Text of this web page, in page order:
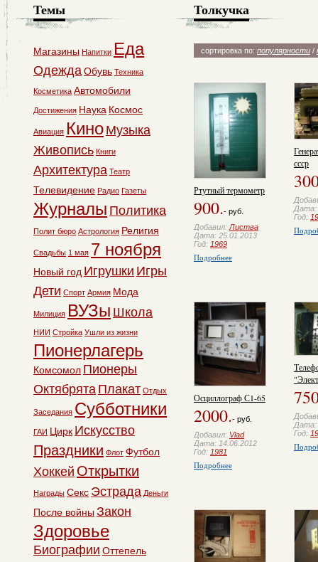
Толкучка
сортировка по: популярности /
Ртутный термометр
900.- руб.
Добавил: Листва
Дата: 25.01.2013
Год: 1969
Подробнее
ссср
Дата:
Год:
Осциллограф С1-65
2000.- руб.
Добавил: Vlad
Дата: 14.06.2012
Год: 1981
Подробнее
Дата:
Год:
Темы
Магазины Напитки Еда
ОдеждаОбувь Техника
Косметика Автомобили
Достижения Наука Космос
Авиация Кино Музыка
Живопись Книги
Архитектура Театр
Телевидение Радио Газеты
Журналы Политика
Полит бюро Астрология Религия
Свадьбы 1 мая 7 ноября
Новый год Игрушки Игры
Дети Спорт Армия Мода
Милиция ВУЗы Школа
НИИ Стройка Ушли из жизни
Пионерлагерь
Комсомол Пионеры
Октябрята Плакат Отдых
Заседания Субботники
ГАИ Цирк Искусство
Праздники Флот Футбол
Хоккей Открытки
Награды Секс Эстрада Деньги
После войны Закон
Здоровье
Биографии Оттепель